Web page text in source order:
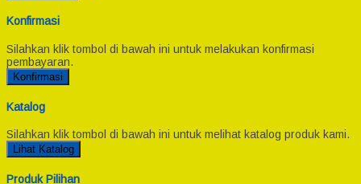
Konfirmasi
Silahkan klik tombol di bawah ini untuk melakukan konfirmasi
pembayaran.
Konfirmasi
Katalog
Silahkan klik tombol di bawah ini untuk melihat katalog produk kami.
Lihat Katalog
Produk Pilihan